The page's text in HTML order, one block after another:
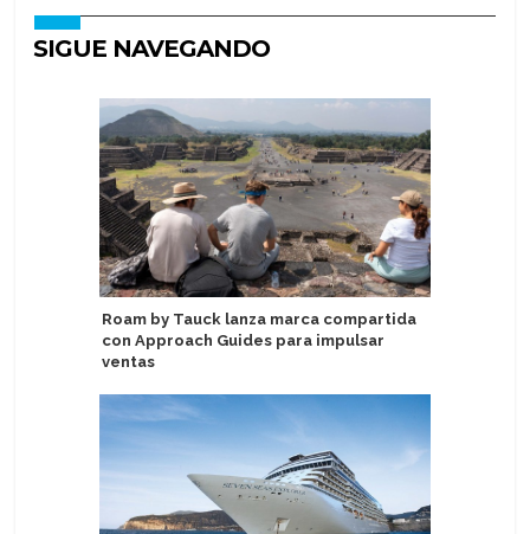
SIGUE NAVEGANDO
Roam by Tauck lanza marca compartida
con Approach Guides para impulsar
ventas